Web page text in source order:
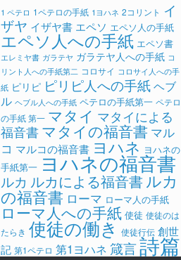
1 ペテロ 1ペテロの手紙 1ヨハネ 2コリント イ
ザヤ イザヤ書 エペソ エペソ人の手紙
エペソ人への手紙 エペソ書
エレミヤ書 ガラテヤ ガラテヤ人への手紙 コ
リント人への手紙第二 コロサイ コロサイ人への手
紙 ピリピ ピリピ人への手紙ヘブ
ル ヘブル人への手紙 ペテロの手紙第一 ペテロ
の手紙 第一 マタイ マタイによる
福音書 マタイの福音書 マル
コ マルコの福音書 ヨハネ ヨハネの
手紙第一 ヨハネの福音書
ルカ ルカによる福音書ルカ
の福音書 ローマ ローマ人の手紙
ローマ人への手紙 使徒 使徒のは
たらき 使徒の働き 使徒行伝 創世
記 第1ペテロ 第1ヨハネ 箴言詩篇